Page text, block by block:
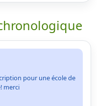
pour une école de
merci